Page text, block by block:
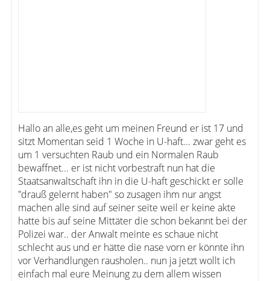
Hallo an alle,es geht um meinen Freund er ist 17 und
sitzt Momentan seid 1 Woche in U-haft... zwar geht es
um 1 versuchten Raub und ein Normalen Raub
bewaffnet... er ist nicht vorbestraft nun hat die
Staatsanwaltschaft ihn in die U-haft geschickt er solle
"drauß gelernt haben" so zusagen ihm nur angst
machen alle sind auf seiner seite weil er keine akte
hatte bis auf seine Mittäter die schon bekannt bei der
Polizei war.. der Anwalt meinte es schaue nicht
schlecht aus und er hätte die nase vorn er könnte ihn
vor Verhandlungen rausholen.. nun ja jetzt wollt ich
einfach mal eure Meinung zu dem allem wissen